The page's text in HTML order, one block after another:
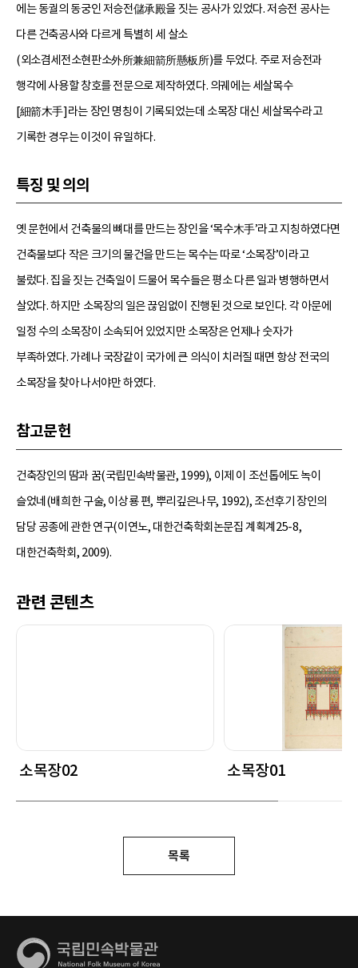
에는 동궐의 동궁인 저승전儲承殿을 짓는 공사가 있었다. 저승전 공사는
다른 건축공사와 다르게 특별히 세 살소
(외소겸세전소현판소外所兼細箭所懸板所)를 두었다. 주로 저승전과
행각에 사용할 창호를 전문으로 제작하였다. 의궤에는 세살목수
[細箭木手]라는 장인 명칭이 기록되었는데 소목장 대신 세살목수라고
기록한 경우는 이것이 유일하다.
특징 및 의의
옛 문헌에서 건축물의 뼈대를 만드는 장인을 ‘목수木手’라고 지칭하였다면
건축물보다 작은 크기의 물건을 만드는 목수는 따로 ‘소목장’이라고
불렀다. 집을 짓는 건축일이 드물어 목수들은 평소 다른 일과 병행하면서
살았다. 하지만 소목장의 일은 끊임없이 진행된 것으로 보인다. 각 아문에
일정 수의 소목장이 소속되어 있었지만 소목장은 언제나 숫자가
부족하였다. 가례나 국장같이 국가에 큰 의식이 치러질 때면 항상 전국의
소목장을 찾아 나서야만 하였다.
참고문헌
건축장인의 땀과 꿈(국립민속박물관, 1999), 이제 이 조선톱에도 녹이
슬었네(배희한 구술, 이상룡 편, 뿌리깊은나무, 1992), 조선후기 장인의
담당 공종에 관한 연구(이연노, 대한건축학회논문집 계획계25-8,
대한건축학회, 2009).
관련 콘텐츠
소목장02 소목장01
목록